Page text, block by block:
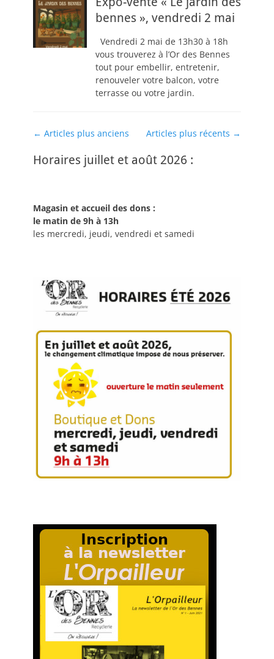
bennes », vendredi 2 mai
Vendredi 2 mai de 13h30 à 18h
vous trouverez à l’Or des Bennes
tout pour embellir, entretenir,
renouveler votre balcon, votre
terrasse ou votre jardin.
Navigation
articles
← Articles plus anciens Articles plus récents →
Horaires juillet et août 2026 :
Magasin et accueil des dons :
le matin de 9h à 13h
les mercredi, jeudi, vendredi et samedi